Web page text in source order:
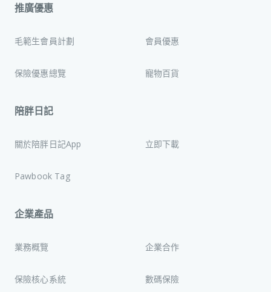
推廣優惠
毛範生會員計劃 會員優惠
保險優惠總覽 寵物百貨
陪胖日記
關於陪胖日記App 立即下載
Pawbook Tag
企業產品
業務概覽 企業合作
保險核心系統 數碼保險